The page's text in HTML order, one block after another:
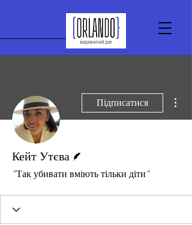
Підписатися
Кейт Утєва
"Так убивати вміють тільки діти"